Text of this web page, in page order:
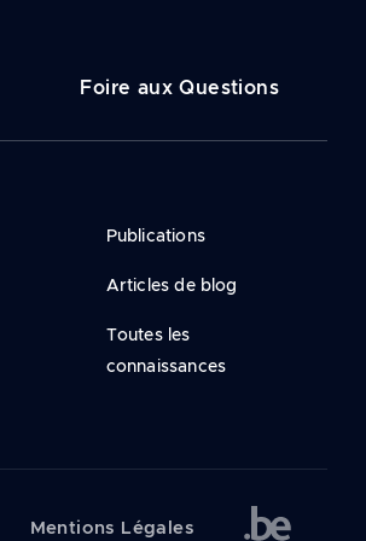
Foire aux Questions
Publications
Articles de blog
Toutes les
connaissances
Mentions Légales